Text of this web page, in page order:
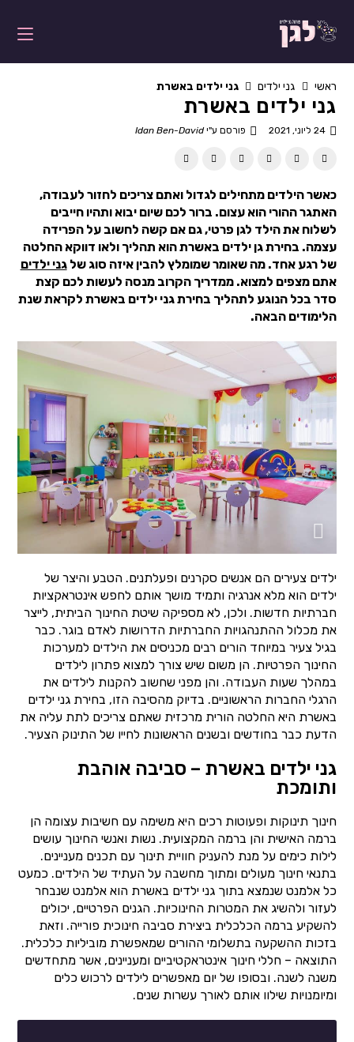
ראשי גני ילדים גני ילדים באשרת
גני ילדים באשרת
24 ליוני, 2021 פורסם ע"יIdan Ben-David
כאשר הילדים מתחילים לגדול ואתם צריכים לחזור לעבודה,
האתגר ההורי הוא עצום. ברור לכם שיום יבוא ותהיו חייבים
לשלוח את הילד לגן פרטי, גם אם קשה לחשוב על הפרידה
עצמה. בחירת גן ילדים באשרת הוא תהליך ולאו דווקא החלטה
של רגע אחד. מה שאומר שמומלץ להבין איזה סוג שלגני ילדים
אתם מצפים למצוא. ממדריך הקרוב מנסה לעשות לכם קצת
סדר בכל הנוגע לתהליך בחירת גני ילדים באשרת לקראת שנת
הלימודים הבאה.
ילדים צעירים הם אנשים סקרנים ופעלתנים. הטבע והיצר של
ילדים הוא מלא אנרגיה ותמיד מושך אותם לחפש אינטראקציות
חברתיות חדשות. ולכן, לא מספיקה שיטת החינוך הביתית, לייצר
את מכלול ההתנהגויות החברתיות הדרושות לאדם בוגר. כבר
בגיל צעיר במיוחד הורים רבים מכניסים את הילדים למערכות
החינוך הפרטיות. הן משום שיש צורך למצוא פתרון לילדים
במהלך שעות העבודה. והן מפני שחשוב להקנות לילדים את
הרגלי החברות הראשוניים. בדיוק מהסיבה הזו, בחירת גני ילדים
באשרת היא החלטה הורית מרכזית שאתם צריכים לתת עליה את
הדעת כבר בחודשים ובשנים הראשונות לחייו של התינוק הצעיר.
גני ילדים באשרת – סביבה אוהבת
ותומכת
חינוך תינוקות ופעוטות רכים היא משימה עם חשיבות עצומה הן
ברמה האישית והן ברמה המקצועית. נשות ואנשי החינוך עושים
לילות כימים על מנת להעניק חוויית תינוך עם תכנים מעניינים.
בתנאי חינוך מעולים ומתוך מחשבה על העתיד של הילדים. כמעט
כל אלמנט שנמצא בתוך גני ילדים באשרת הוא אלמנט שנבחר
לעזור ולהשיג את המטרות החינוכיות. הגנים הפרטיים, יכולים
להשקיע ברמה הכלכלית ביצירת סביבה חינוכית פורייה. וזאת
בזכות ההשקעה בתשלומי ההורים שמאפשרת מוביליות כלכלית.
התוצאה – חללי חינוך אינטראקטיביים ומעניינים, אשר מתחדשים
משנה לשנה. ובסופו של יום מאפשרים לילדים לרכוש כלים
ומיומנויות שילוו אותם לאורך עשרות שנים.